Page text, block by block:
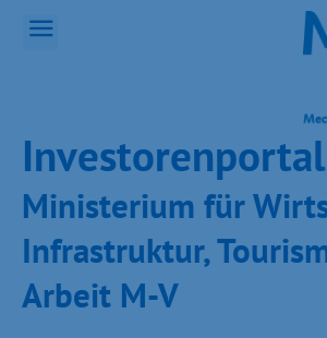
Inves­toren­por­tal
Ministeri­um für
Infra­struk­tur,
Ar­beit M-V